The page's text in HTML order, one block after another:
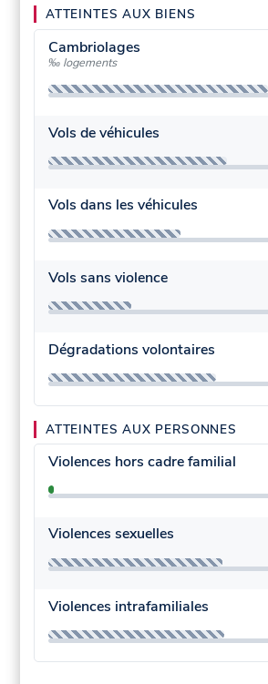
ATTEINTES AUX BIENS
Cambriolages
‰ logements
Vols de véhicules
Vols dans les véhicules
Vols sans violence
Dégradations volontaires
ATTEINTES AUX PERSONNES
Violences hors cadre familial
Violences sexuelles
Violences intrafamiliales